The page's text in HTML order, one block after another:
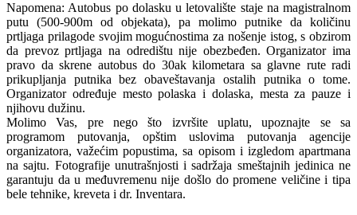
Napomena: Autobus po dolasku u letovalište staje na magistralnom
putu (500-900m od objekata), pa molimo putnike da količinu
prtljaga prilagode svojim mogućnostima za nošenje istog, s obzirom
da prevoz prtljaga na odredištu nije obezbeđen. Organizator ima
pravo da skrene autobus do 30ak kilometara sa glavne rute radi
prikupljanja putnika bez obaveštavanja ostalih putnika o tome.
Organizator određuje mesto polaska i dolaska, mesta za pauze i
njihovu dužinu.
Molimo Vas, pre nego što izvršite uplatu, upoznajte se sa
programom putovanja, opštim uslovima putovanja agencije
organizatora, važećim popustima, sa opisom i izgledom apartmana
na sajtu. Fotografije unutrašnjosti i sadržaja smeštajnih jedinica ne
garantuju da u međuvremenu nije došlo do promene veličine i tipa
bele tehnike, kreveta i dr. Inventara.